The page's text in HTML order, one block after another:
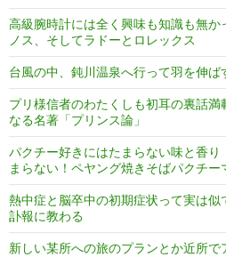
高級腕時計には全く興味も知識も無
ノス、そしてラドーとロレックス
台風の中、鈍川温泉へ行って羽を伸ば
プリ様信者のわたくしも初耳の裏話満
なる名著「プリンス論」
パクチー好きにはたまらない味と香
まらない！ペヤング焼きそばパクチー
熱中症と脳卒中の初期症状って実は
訃報に教わる
新しい某所への旅のプランとか近所